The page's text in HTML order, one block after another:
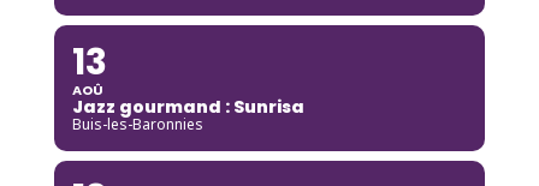
13
AOÛ
Jazz gourmand : Sunrisa
Buis-les-Baronnies